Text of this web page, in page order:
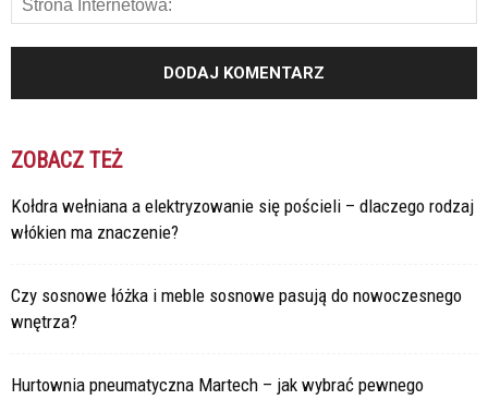
ZOBACZ TEŻ
Kołdra wełniana a elektryzowanie się pościeli – dlaczego rodzaj
włókien ma znaczenie?
Czy sosnowe łóżka i meble sosnowe pasują do nowoczesnego
wnętrza?
Hurtownia pneumatyczna Martech – jak wybrać pewnego